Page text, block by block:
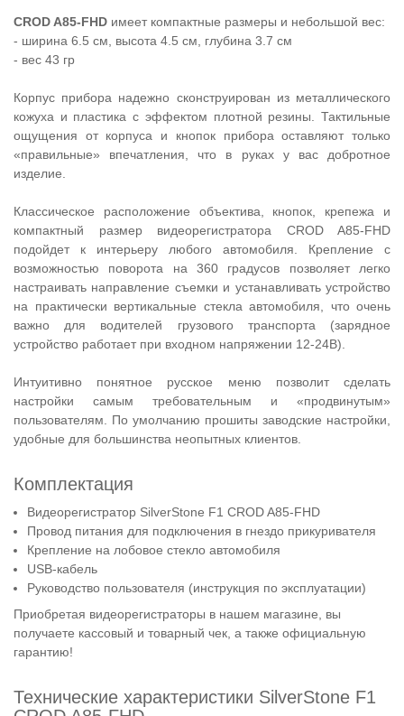
CROD A85-FHD имеет компактные размеры и небольшой вес:
- ширина 6.5 см, высота 4.5 см, глубина 3.7 см
- вес 43 гр
Корпус прибора надежно сконструирован из металлического
кожуха и пластика с эффектом плотной резины. Тактильные
ощущения от корпуса и кнопок прибора оставляют только
«правильные» впечатления, что в руках у вас добротное
изделие.
Классическое расположение объектива, кнопок, крепежа и
компактный размер видеорегистратора CROD A85-FHD
подойдет к интерьеру любого автомобиля. Крепление с
возможностью поворота на 360 градусов позволяет легко
настраивать направление съемки и устанавливать устройство
на практически вертикальные стекла автомобиля, что очень
важно для водителей грузового транспорта (зарядное
устройство работает при входном напряжении 12-24В).
Интуитивно понятное русское меню позволит сделать
настройки самым требовательным и «продвинутым»
пользователям. По умолчанию прошиты заводские настройки,
удобные для большинства неопытных клиентов.
Комплектация
Видеорегистратор SilverStone F1 CROD A85-FHD
Провод питания для подключения в гнездо прикуривателя
Крепление на лобовое стекло автомобиля
USB-кабель
Руководство пользователя (инструкция по эксплуатации)
Приобретая видеорегистраторы в нашем магазине, вы
получаете кассовый и товарный чек, а также официальную
гарантию!
Технические характеристики SilverStone F1